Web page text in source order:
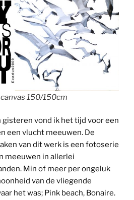
150/150cm
gisteren vond ik het tijd voor een
een vlucht meeuwen. De
van dit werk is een fotoserie
meeuwen in allerlei
Min of meer per ongeluk
van de vliegende
het was; Pink beach, Bonaire.